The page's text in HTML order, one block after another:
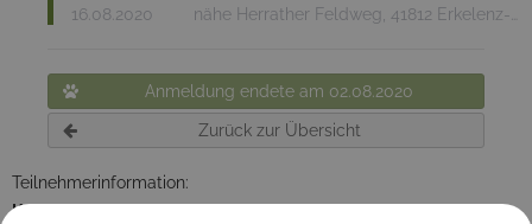
16.08.2020 nähe Herrather Feldweg, 41812 Erkelenz-Mennekrath
Anmeldung endete am 02.08.2020
Zurück zur Übersicht
Teilnehmerinformation:
Keine Meldung über Caniva.